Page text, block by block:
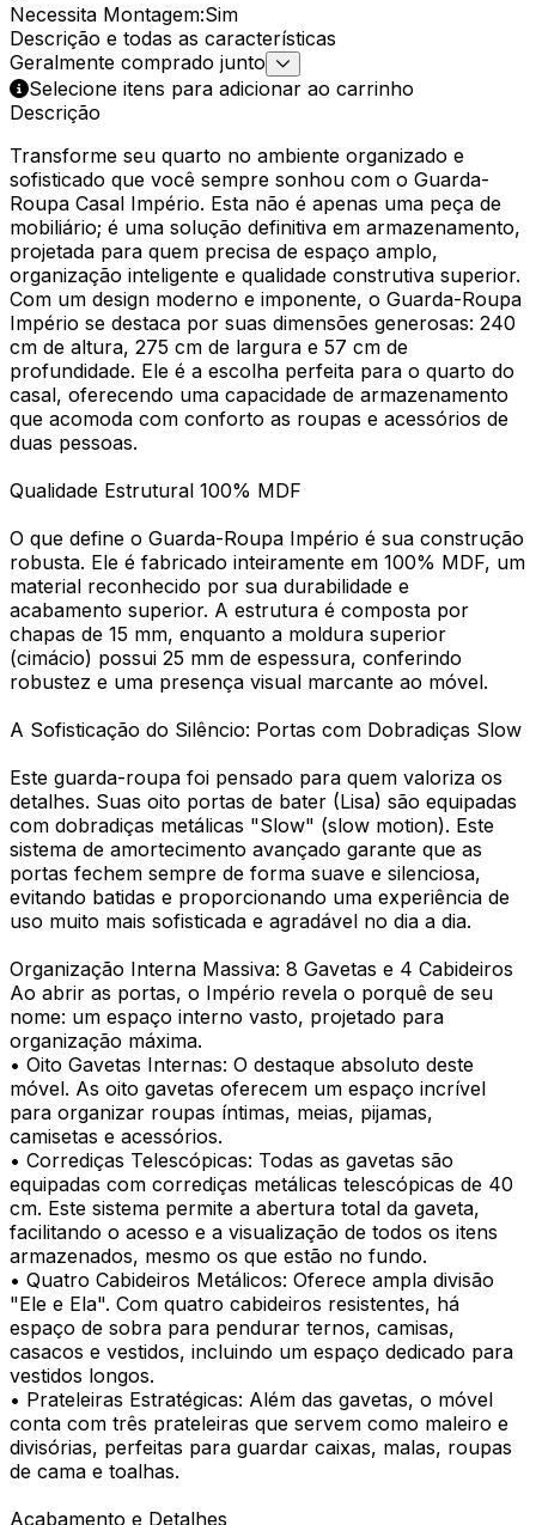
Necessita Montagem:Sim
Descrição e todas as características
Geralmente comprado junto
Selecione itens para adicionar ao carrinho
Descrição
Transforme seu quarto no ambiente organizado e
sofisticado que você sempre sonhou com o Guarda-
Roupa Casal Império. Esta não é apenas uma peça de
mobiliário; é uma solução definitiva em armazenamento,
projetada para quem precisa de espaço amplo,
organização inteligente e qualidade construtiva superior.
Com um design moderno e imponente, o Guarda-Roupa
Império se destaca por suas dimensões generosas: 240
cm de altura, 275 cm de largura e 57 cm de
profundidade. Ele é a escolha perfeita para o quarto do
casal, oferecendo uma capacidade de armazenamento
que acomoda com conforto as roupas e acessórios de
duas pessoas.
Qualidade Estrutural 100% MDF
O que define o Guarda-Roupa Império é sua construção
robusta. Ele é fabricado inteiramente em 100% MDF, um
material reconhecido por sua durabilidade e
acabamento superior. A estrutura é composta por
chapas de 15 mm, enquanto a moldura superior
(cimácio) possui 25 mm de espessura, conferindo
robustez e uma presença visual marcante ao móvel.
A Sofisticação do Silêncio: Portas com Dobradiças Slow
Este guarda-roupa foi pensado para quem valoriza os
detalhes. Suas oito portas de bater (Lisa) são equipadas
com dobradiças metálicas "Slow" (slow motion). Este
sistema de amortecimento avançado garante que as
portas fechem sempre de forma suave e silenciosa,
evitando batidas e proporcionando uma experiência de
uso muito mais sofisticada e agradável no dia a dia.
Organização Interna Massiva: 8 Gavetas e 4 Cabideiros
Ao abrir as portas, o Império revela o porquê de seu
nome: um espaço interno vasto, projetado para
organização máxima.
• Oito Gavetas Internas: O destaque absoluto deste
móvel. As oito gavetas oferecem um espaço incrível
para organizar roupas íntimas, meias, pijamas,
camisetas e acessórios.
• Corrediças Telescópicas: Todas as gavetas são
equipadas com corrediças metálicas telescópicas de 40
cm. Este sistema permite a abertura total da gaveta,
facilitando o acesso e a visualização de todos os itens
armazenados, mesmo os que estão no fundo.
• Quatro Cabideiros Metálicos: Oferece ampla divisão
"Ele e Ela". Com quatro cabideiros resistentes, há
espaço de sobra para pendurar ternos, camisas,
casacos e vestidos, incluindo um espaço dedicado para
vestidos longos.
• Prateleiras Estratégicas: Além das gavetas, o móvel
conta com três prateleiras que servem como maleiro e
divisórias, perfeitas para guardar caixas, malas, roupas
de cama e toalhas.
Acabamento e Detalhes